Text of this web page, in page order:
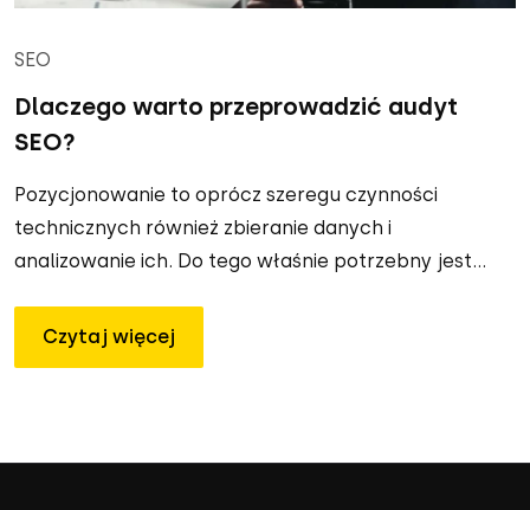
SEO
Dlaczego warto przeprowadzić audyt
SEO?
Pozycjonowanie to oprócz szeregu czynności
technicznych również zbieranie danych i
analizowanie ich. Do tego właśnie potrzebny jest...
Czytaj więcej